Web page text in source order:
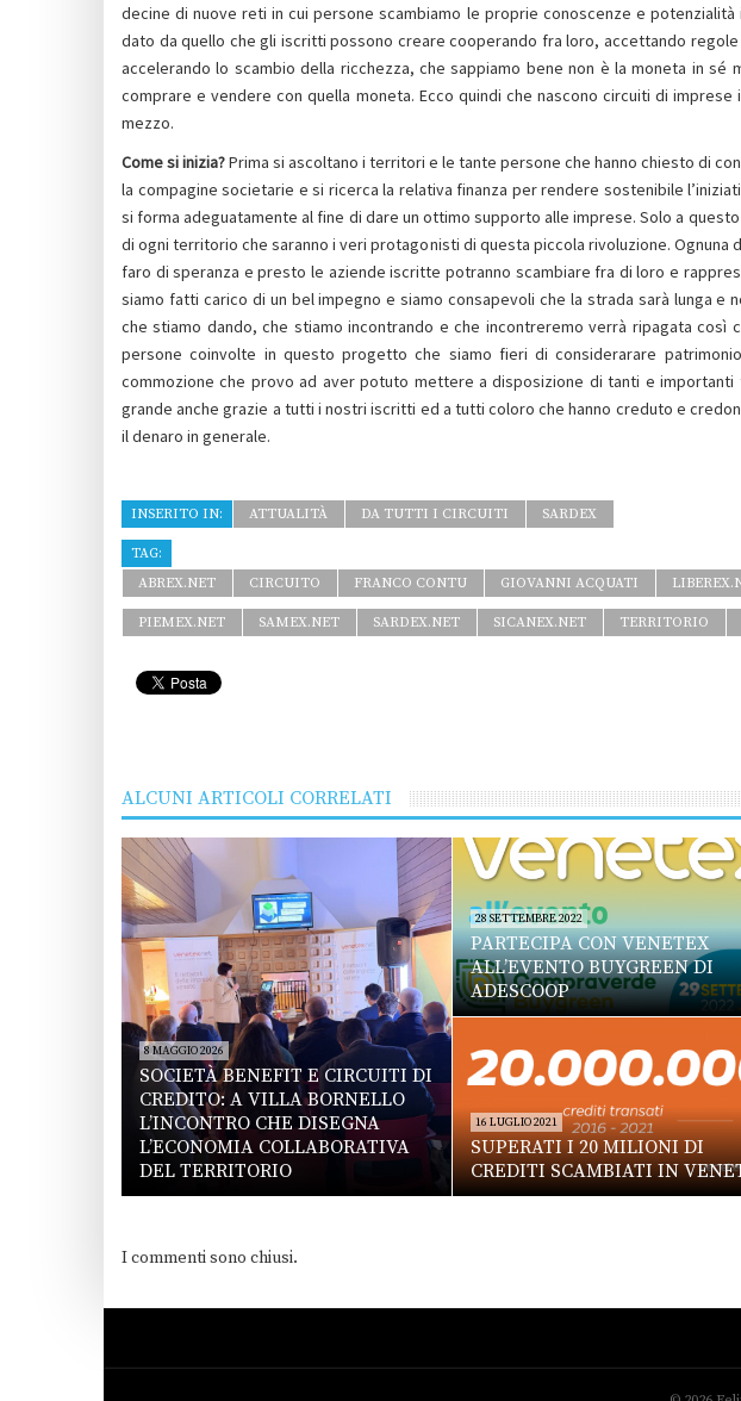
decine di nuove reti in cui persone scambiamo le proprie conoscenze e potenzialità
dato da quello che gli iscritti possono creare cooperando fra loro, accettando
accelerando lo scambio della ricchezza, che sappiamo bene non è la moneta in sé
comprare e vendere con quella moneta. Ecco quindi che nascono circuiti di
mezzo.
Come si inizia?Prima si ascoltano i territori e le tante persone che hanno chiesto di
la compagine societarie e si ricerca la relativa finanza per rendere sostenibile
si forma adeguatamente al fine di dare un ottimo supporto alle imprese. Solo a
di ogni territorio che saranno i veri protagonisti di questa piccola rivoluzione.
faro di speranza e presto le aziende iscritte potranno scambiare fra di loro e
siamo fatti carico di un bel impegno e siamo consapevoli che la strada sarà lunga e
che stiamo dando, che stiamo incontrando e che incontreremo verrà ripagata così
persone coinvolte in questo progetto che siamo fieri di considerarare
commozione che provo ad aver potuto mettere a disposizione di tanti e
grande anche grazie a tutti i nostri iscritti ed a tutti coloro che hanno creduto e
il denaro in generale.
INSERITO IN: ATTUALITÀ DA TUTTI I CIRCUITI SARDEX
TAG:
ABREX.NET
CIRCUITO FRANCO CONTU GIOVANNI ACQUATI
PIEMEX.NET SAMEX.NET SARDEX.NET SICANEX.NET TERRITORIO
ALCUNI ARTICOLI CORRELATI
8 MAGGIO 2026
SOCIETÀ BENEFIT E CIRCUITI DI
CREDITO: A VILLA BORNELLO
L’INCONTRO CHE DISEGNA
L’ECONOMIA COLLABORATIVA
DEL TERRITORIO
28 SETTEMBRE 2022
PARTECIPA CON VENETEX
ALL’EVENTO BUYGREEN DI
ADESCOOP
16 LUGLIO 2021
SUPERATI I 20 MILIONI DI
CREDITI SCAMBIATI IN
I commenti sono chiusi.